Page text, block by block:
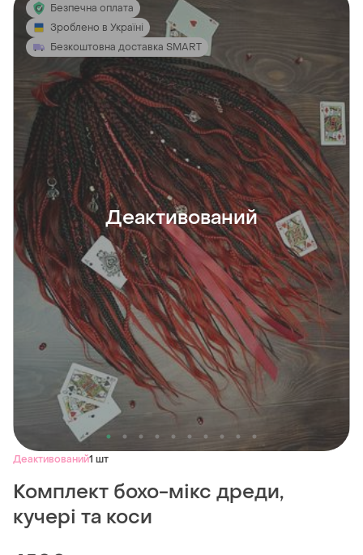
Безпечна оплата
Зроблено в Україні
Безкоштовна доставка SMART
Деактивований
Деактивований1 шт
Комплект бохо-мікс дреди,
кучері та коси